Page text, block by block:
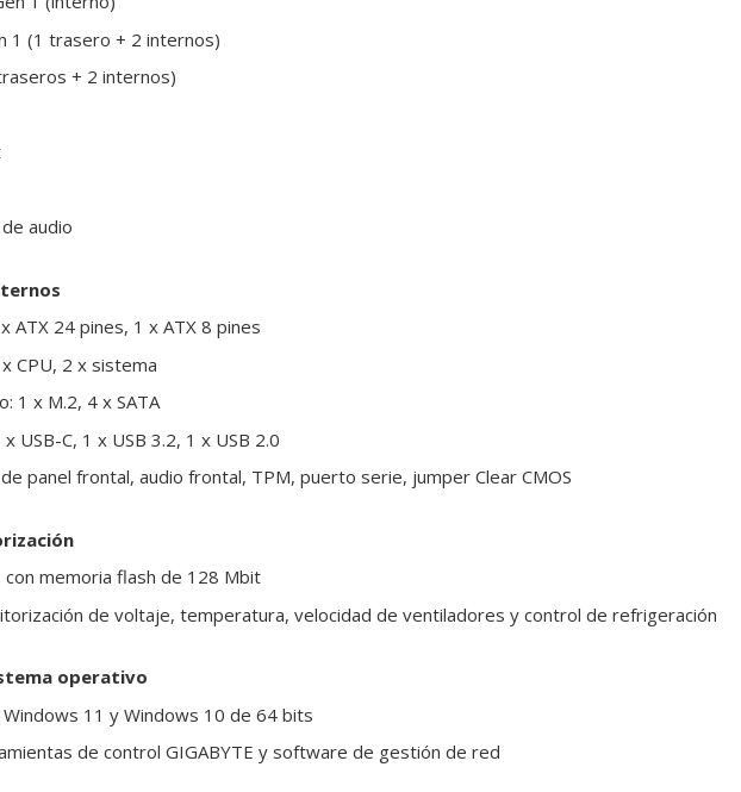
1 (1 trasero + 2 internos)
+ 2 internos)
audio
ATX 24 pines, 1 x ATX 8 pines
CPU, 2 x sistema
1 x M.2, 4 x SATA
USB-C, 1 x USB 3.2, 1 x USB 2.0
panel frontal, audio frontal, TPM, puerto serie, jumper Clear CMOS
con memoria flash de 128 Mbit
de voltaje, temperatura, velocidad de ventiladores y control de refrigeración
operativo
Windows 11 y Windows 10 de 64 bits
de control GIGABYTE y software de gestión de red